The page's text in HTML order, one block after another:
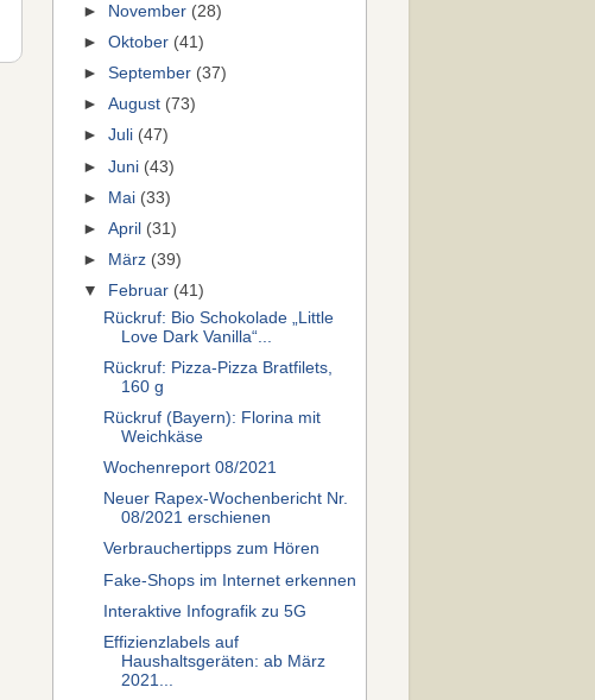
►
November (28)
►Oktober (41)
►September (37)
►August (73)
►Juli (47)
►Juni (43)
► Mai (33)
►April (31)
►
März (39)
▼
Februar (41)
Rückruf: Bio Schokolade „Little
Love Dark Vanilla“...
Rückruf: Pizza-Pizza Bratfilets,
160 g
Rückruf (Bayern): Florina mit
Weichkäse
Wochenreport 08/2021
Neuer Rapex-Wochenbericht Nr.
08/2021 erschienen
Verbrauchertipps zum Hören
Fake-Shops im Internet erkennen
Interaktive Infografik zu 5G
Effizienzlabels auf
Haushaltsgeräten: ab März
2021...